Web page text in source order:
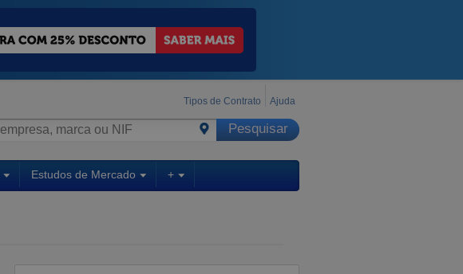
Tipos de Contrato Ajuda
Estudos de Mercado +